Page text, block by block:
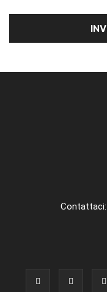
Contattaci: